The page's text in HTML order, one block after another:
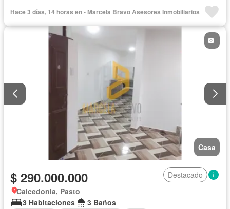
Hace 3 días, 14 horas en - Marcela Bravo Asesores Inmobiliarios
Casa
$ 290.000.000
Destacado
Caicedonia, Pasto
3 Habitaciones
3 Baños